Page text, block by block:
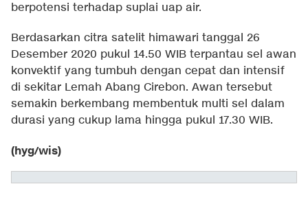
berpotensi terhadap suplai uap air.
Berdasarkan citra satelit himawari tanggal 26
Desember 2020 pukul 14.50 WIB terpantau sel awan
konvektif yang tumbuh dengan cepat dan intensif
di sekitar Lemah Abang Cirebon. Awan tersebut
semakin berkembang membentuk multi sel dalam
durasi yang cukup lama hingga pukul 17.30 WIB.
(hyg/wis)